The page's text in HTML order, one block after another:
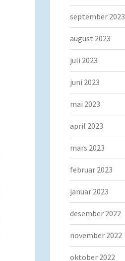
september 2023
august 2023
juli 2023
juni 2023
mai 2023
april 2023
mars 2023
februar 2023
januar 2023
desember 2022
november 2022
oktober 2022